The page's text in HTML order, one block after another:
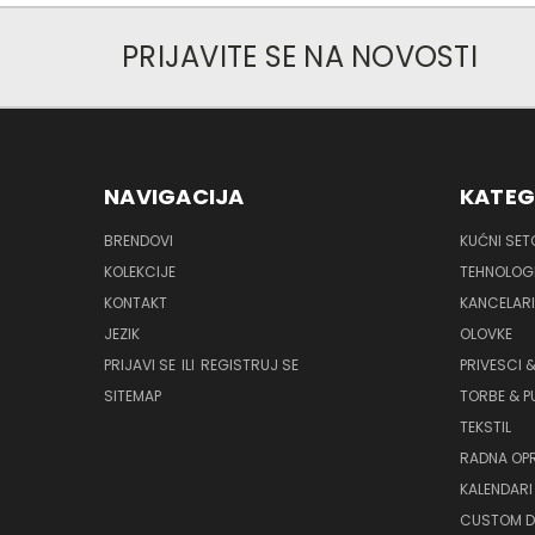
PRIJAVITE SE NA NOVOSTI
NAVIGACIJA
BRENDOVI
KOLEKCIJE
KONTAKT
JEZIK
PRIJAVI SE ILI REGISTRUJ SE
SITEMAP
KUĆNI
OLOVKE
PRIVESCI
TORBE &
TEKSTIL
RADNA
CUSTOM